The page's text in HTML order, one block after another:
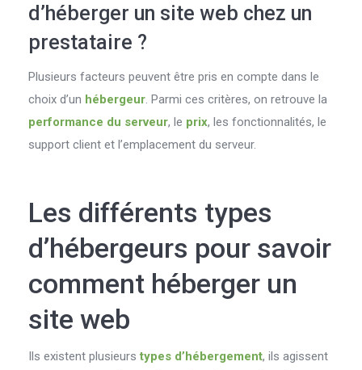
d’héberger un site web chez un
prestataire ?
Plusieurs facteurs peuvent être pris en compte dans le
choix d’un hébergeur. Parmi ces critères, on retrouve la
performance du serveur, le prix, les fonctionnalités, le
support client et l’emplacement du serveur.
Les différents types
d’hébergeurs pour savoir
comment héberger un
site web
Ils existent plusieurstypes d’hébergement, ils agissent